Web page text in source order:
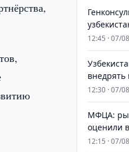
12:45 · 07/08
12:30 · 07/08
МФЦА:
оценили
12:15 · 07/08